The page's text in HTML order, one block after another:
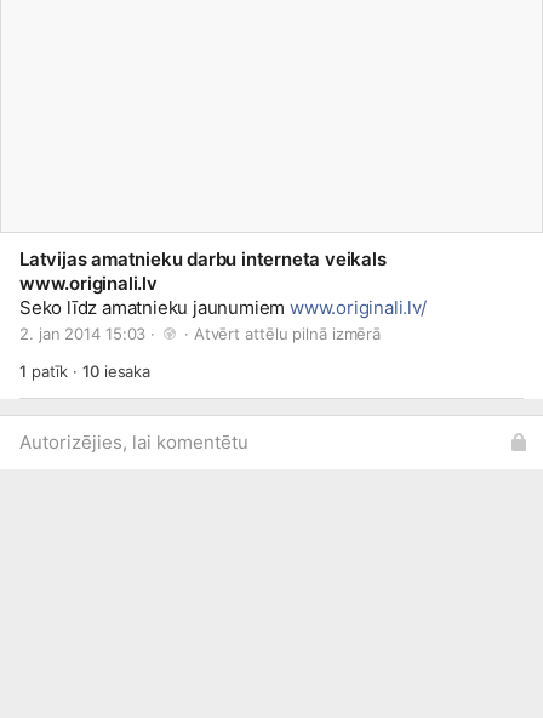
Latvijas amatnieku darbu interneta veikals
www.originali.lv
Seko līdz amatnieku jaunumiemwww.originali.lv/
2. jan 2014 15:03 · · Atvērt attēlu pilnā izmērā
1 patīk ·10iesaka
Autorizējies, lai komentētu